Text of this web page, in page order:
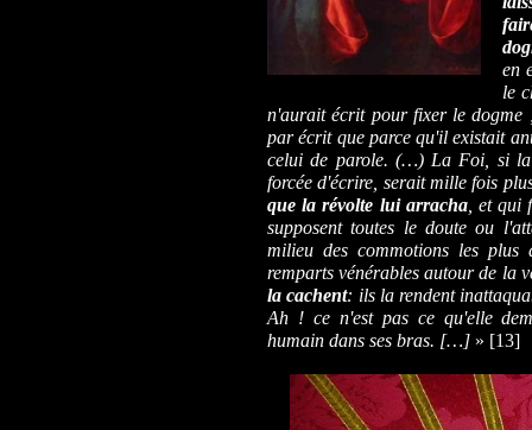
en
le
n'aurait écrit pour fixer le dogme
par écrit que parce qu'il existait
celui de parole. (…) La Foi, si la
forcée d'écrire, serait mille fois
que la révolte lui arracha, et qui
supposent toutes le doute ou
milieu des commotions les plus
remparts vénérables autour de la
la cachent: ils la rendent
Ah ! ce n'est pas ce qu'elle
humain dans ses bras. […] » [13]